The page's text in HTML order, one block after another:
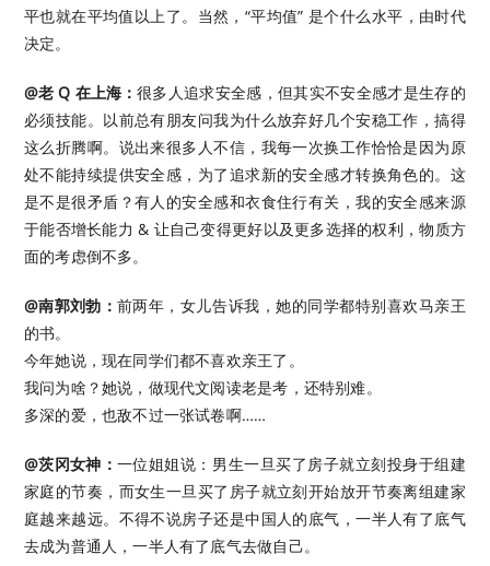
平也就在平均值以上了。当然，“平均值” 是个什么水平，由时代
决定。
@老 Q 在上海：很多人追求安全感，但其实不安全感才是生存的
必须技能。以前总有朋友问我为什么放弃好几个安稳工作，搞得
这么折腾啊。说出来很多人不信，我每一次换工作恰恰是因为原
处不能持续提供安全感，为了追求新的安全感才转换角色的。这
是不是很矛盾？有人的安全感和衣食住行有关，我的安全感来源
于能否增长能力 & 让自己变得更好以及更多选择的权利，物质方
面的考虑倒不多。
@南郭刘勃： 前两年，女儿告诉我，她的同学都特别喜欢马亲王
的书。
今年她说，现在同学们都不喜欢亲王了。
我问为啥？她说，做现代文阅读老是考，还特别难。
多深的爱，也敌不过一张试卷啊…… ​​​
@茨冈女神： 一位姐姐说：男生一旦买了房子就立刻投身于组建
家庭的节奏，而女生一旦买了房子就立刻开始放开节奏离组建家
庭越来越远。不得不说房子还是中国人的底气，一半人有了底气
去成为普通人，一半人有了底气去做自己。 ​​​